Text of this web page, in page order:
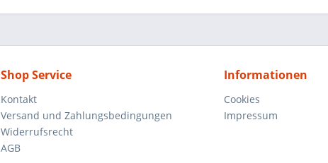
Shop Service
Kontakt
Versand und Zahlungsbedingungen
Widerrufsrecht
AGB
Informationen
Cookies
Impressum